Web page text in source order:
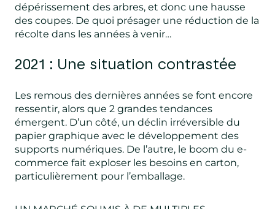
dépérissement des arbres, et donc une hausse
des coupes. De quoi présager une réduction de la
récolte dans les années à venir…
2021 : Une situation contrastée
Les remous des dernières années se font encore
ressentir, alors que 2 grandes tendances
émergent. D’un côté, un déclin irréversible du
papier graphique avec le développement des
supports numériques. De l’autre, le boom du e-
commerce fait exploser les besoins en carton,
particulièrement pour l’emballage.